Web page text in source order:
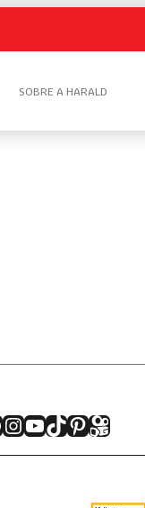
SOBRE A HARALD
Instagram
Youtube
TikTok
Pinterest
Kwai